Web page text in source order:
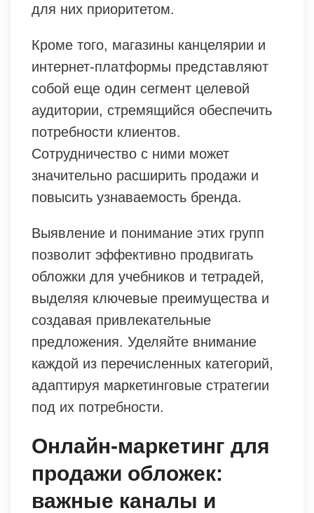
для них приоритетом.
Кроме того, магазины канцелярии и
интернет-платформы представляют
собой еще один сегмент целевой
аудитории, стремящийся обеспечить
потребности клиентов.
Сотрудничество с ними может
значительно расширить продажи и
повысить узнаваемость бренда.
Выявление и понимание этих групп
позволит эффективно продвигать
обложки для учебников и тетрадей,
выделяя ключевые преимущества и
создавая привлекательные
предложения. Уделяйте внимание
каждой из перечисленных категорий,
адаптируя маркетинговые стратегии
под их потребности.
Онлайн-маркетинг для
продажи обложек:
важные каналы и